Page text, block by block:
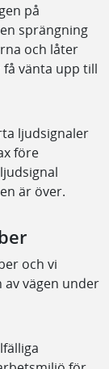
på
sprängning
och låter
vänta upp till
ljudsignaler
före
är över.
och vi
vägen under